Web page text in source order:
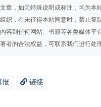
章，如无特殊说明或标注，均为本
织，在未征得本站同意时，禁止复
容到任何网站、书籍等各类媒体平
者的合法权益，可联系我们进行处理
链接